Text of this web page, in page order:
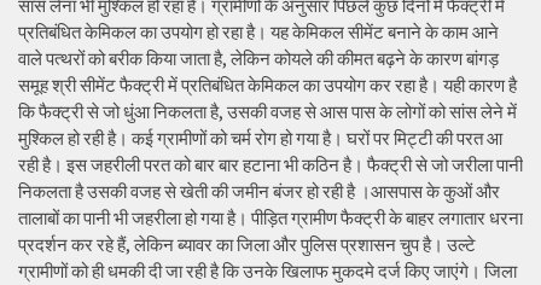
सांस लेना भी मुश्किल हो रहा है। ग्रामीणों के अनुसार पिछले कुछ दिनों में फैक्ट्री में
प्रतिबंधित केमिकल का उपयोग हो रहा है। यह केमिकल सीमेंट बनाने के काम आने
वाले पत्थरों को बरीक किया जाता है, लेकिन कोयले की कीमत बढ़ने के कारण बांगड़
समूह श्री सीमेंट फैक्ट्री में प्रतिबंधित केमिकल का उपयोग कर रहा है। यही कारण है
कि फैक्ट्री से जो धुंआ निकलता है, उसकी वजह से आस पास के लोगों को सांस लेने में
मुश्किल हो रही है। कई ग्रामीणों को चर्म रोग हो गया है। घरों पर मिट्टी की परत आ
रही है। इस जहरीली परत को बार बार हटाना भी कठिन है। फैक्ट्री से जो जरीला पानी
निकलता है उसकी वजह से खेती की जमीन बंजर हो रही है ।आसपास के कुओं और
तालाबों का पानी भी जहरीला हो गया है। पीड़ित ग्रामीण फैक्ट्री के बाहर लगातार धरना
प्रदर्शन कर रहे हैं, लेकिन ब्यावर का जिला और पुलिस प्रशासन चुप है। उल्टे
ग्रामीणों को ही धमकी दी जा रही है कि उनके खिलाफ मुकदमे दर्ज किए जाएंगे। जिला